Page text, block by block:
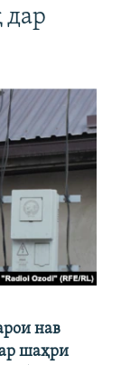
дар
нав
шаҳри